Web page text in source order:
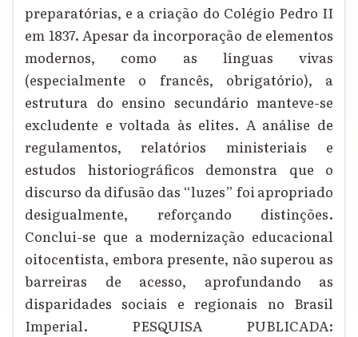
preparatórias, e a criação do Colégio Pedro II
em 1837. Apesar da incorporação de elementos
modernos, como as línguas vivas
(especialmente o francês, obrigatório), a
estrutura do ensino secundário manteve-se
excludente e voltada às elites. A análise de
regulamentos, relatórios ministeriais e
estudos historiográficos demonstra que o
discurso da difusão das “luzes” foi apropriado
desigualmente, reforçando distinções.
Conclui-se que a modernização educacional
oitocentista, embora presente, não superou as
barreiras de acesso, aprofundando as
disparidades sociais e regionais no Brasil
Imperial. PESQUISA PUBLICADA: